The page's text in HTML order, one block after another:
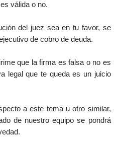
válida o no.
del juez sea en tu favor, se
de cobro de deuda.
que la firma es falsa o no es
legal que te queda es un juicio
a este tema u otro similar,
de nuestro equipo se pondrá